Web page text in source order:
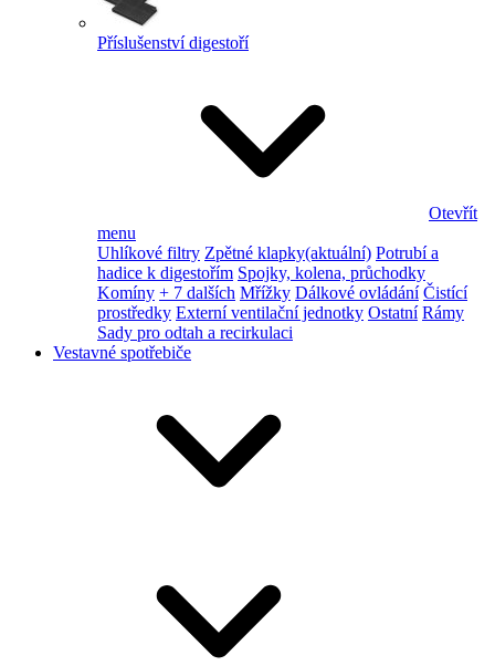
Příslušenství digestoří
Otevřít
menu
Uhlíkové filtry Zpětné klapky(aktuální) Potrubí a
hadice k digestořím Spojky, kolena, průchodky
Komíny + 7 dalších Mřížky Dálkové ovládání Čistící
prostředky Externí ventilační jednotky Ostatní Rámy
Sady pro odtah a recirkulaci
Vestavné spotřebiče